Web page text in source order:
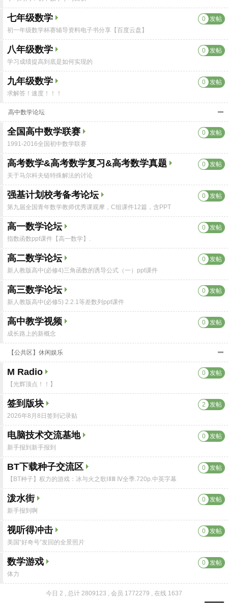
七年级数学 发帖
0
初一年级数学杯赛辅导资料电子书分享【百度云盘】
八年级数学 发帖
0
学习成绩提高到底是如何实现的
九年级数学 发帖
0
求解答！速度！！！
高中数学论坛
全国高中数学联赛 发帖
0
1991-2016全国初中数学联赛
高考数学&高考数学复习&高考数学真题 发帖
0
关于马尔科夫链特殊解法的讨论
强基计划校考备考论坛 发帖
0
第九届全国青年数学教师优秀课观摩，C组课件12篇，含PPT
高一数学论坛 发帖
0
指数函数ppt课件【高一数学】.
高二数学论坛 发帖
0
新人教版高中(必修4)三角函数的诱导公式（一）ppt课件
高三数学论坛 发帖
0
新人教版高中(必修5) 2.2.1等差数列ppt课件
高中教学视频 发帖
0
成长路上的新概念
【公共区】休闲娱乐
M Radio 发帖
0
【光辉顶点！！】
签到版块 发帖
2
2026年8月8日签到记录贴
电脑技术交流基地 发帖
0
新手报到新手报到
BT下载种子交流区 发帖
0
【BT种子】权力的游戏：冰与火之歌ⅠⅡⅢ Ⅳ全季.720p.中英字幕
泼水街 发帖
0
新手报到啊
视听得冲击 发帖
0
美国“好奇号”发回的全景照片
数学游戏 发帖
0
体力
今日 2 , 总计 2809123 , 会员 1772279 , 在线 1637